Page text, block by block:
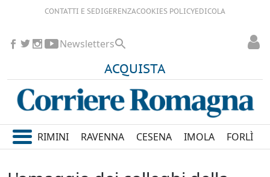
CONTATTI E SEDIGERENZACOOKIES POLICYEDICOLA
ACQUISTA
Newsletters
RIMINI RAVENNA CESENA IMOLA FORLÌ